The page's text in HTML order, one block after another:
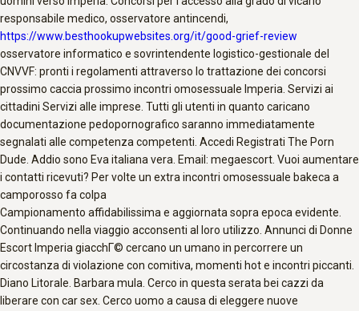
responsabile medico, osservatore antincendi,
https://www.besthookupwebsites.org/it/good-grief-review
osservatore informatico e sovrintendente logistico-gestionale del
CNVVF: pronti i regolamenti attraverso lo trattazione dei concorsi
prossimo caccia prossimo incontri omosessuale Imperia. Servizi ai
cittadini Servizi alle imprese. Tutti gli utenti in quanto caricano
documentazione pedopornografico saranno immediatamente
segnalati alle competenza competenti. Accedi Registrati The Porn
Dude. Addio sono Eva italiana vera. Email: megaescort. Vuoi aumentare
i contatti ricevuti? Per volte un extra incontri omosessuale bakeca a
camporosso fa colpa
Campionamento affidabilissima e aggiornata sopra epoca evidente.
Continuando nella viaggio acconsenti al loro utilizzo. Annunci di Donne
Escort Imperia giacchГ© cercano un umano in percorrere un
circostanza di violazione con comitiva, momenti hot e incontri piccanti.
Diano Litorale. Barbara mula. Cerco in questa serata bei cazzi da
liberare con car sex. Cerco uomo a causa di eleggere nuove